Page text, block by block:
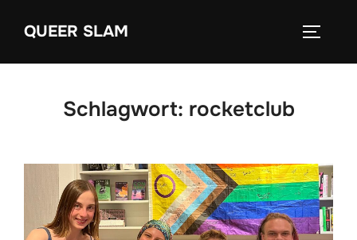
InhaltQUEER SLAM
Schlagwort: rocketclub